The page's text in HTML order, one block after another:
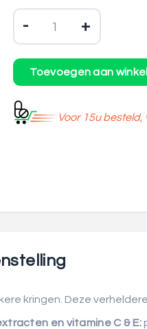
- +
Voor 15u
kringen. Deze
en vitamine C & E: